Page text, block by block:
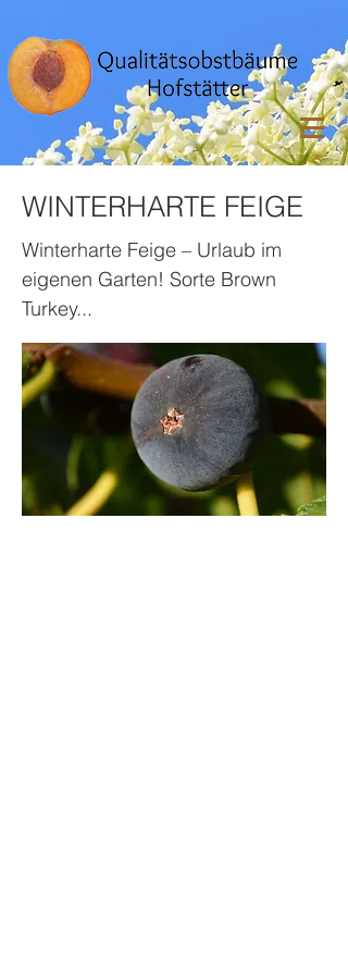
WINTERHARTE FEIGE
Winterharte Feige – Urlaub im
eigenen Garten! Sorte Brown
Turkey...